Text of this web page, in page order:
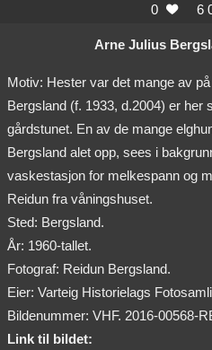
0  6
Arne Julius
Motiv: Hester var det mange av
Bergsland (f. 1933, d.2004) er her
gårdstunet. En av de mange
Bergsland alet opp, sees i
vaskestasjon for melkespann og
Reidun fra våningshuset.
Sted: Bergsland.
År: 1960-tallet.
Fotograf: Reidun Bergsland.
Eier: Varteig Historielags
Bildenummer: VHF. 2016-00568-
Link til bildet: